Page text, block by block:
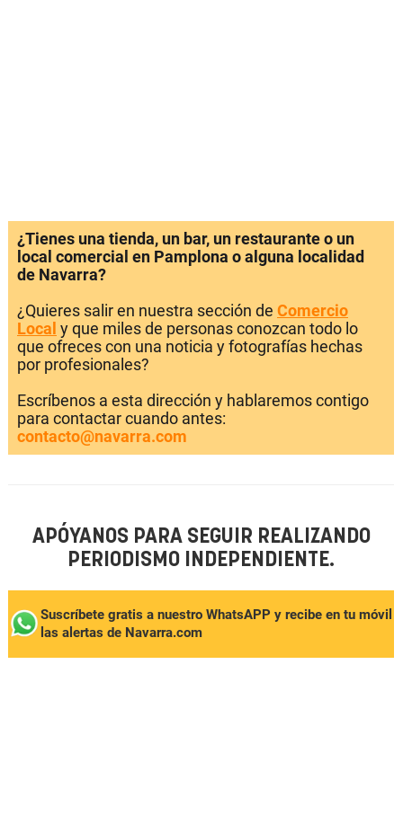
¿Tienes una tienda, un bar, un restaurante o un
local comercial en Pamplona o alguna localidad
de Navarra?
¿Quieres salir en nuestra sección de Comercio
Local y que miles de personas conozcan todo lo
que ofreces con una noticia y fotografías hechas
por profesionales?
Escríbenos a esta dirección y hablaremos contigo
para contactar cuando antes:
contacto@navarra.com
APÓYANOS PARA SEGUIR REALIZANDO
PERIODISMO INDEPENDIENTE.
Suscríbete gratis a nuestro WhatsAPP y recibe en tu móvil
las alertas de Navarra.com